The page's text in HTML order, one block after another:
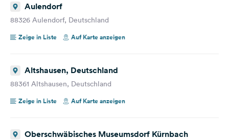
Aulendorf
88326 Aulendorf, Deutschland
Zeige in Liste
Auf Karte anzeigen
Altshausen, Deutschland
88361 Altshausen, Deutschland
Zeige in Liste
Auf Karte anzeigen
Oberschwäbisches Museumsdorf Kürnbach